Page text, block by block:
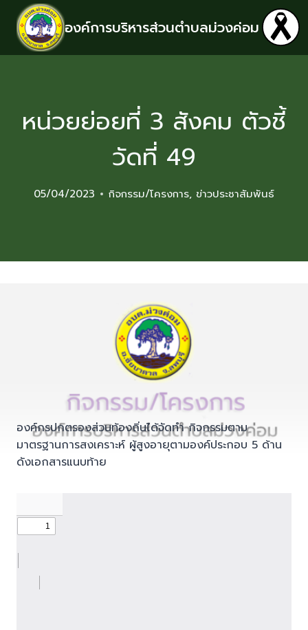
องค์การบริหารส่วนตำบลม่วงค่อม
หน่วยย่อยที่ 3 สังคม ตัวชี้
วัดที่ 49
05/04/2023 กิจกรรม/โครงการ, ข่าวประชาสัมพันธ์
องค์กรปกตรองส่วนท้องถิ่นได้จัดทำ กิจกรรมตาม
มาตรฐานการสงเคราะห์ ผู้สูงอายุตามองค์ประกอบ 5 ด้าน
ดังเอกสารแนบท้าย